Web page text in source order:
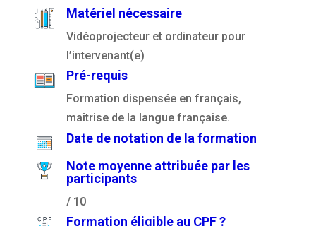
Matériel nécessaire
Vidéoprojecteur et ordinateur pour
l’intervenant(e)
Pré-requis
Formation dispensée en français,
maîtrise de la langue française.
Date de notation de la formation
Note moyenne attribuée par les
participants
/ 10
Formation éligible au CPF ?